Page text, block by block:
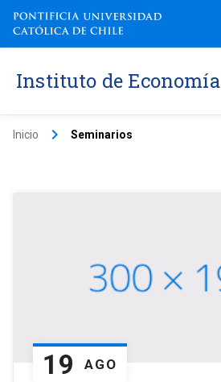
Instituto de Economía
Inicio keyboard_arrow_right Seminarios
19 AGO